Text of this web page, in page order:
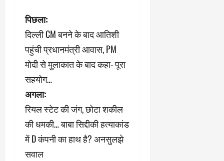
पो
स्ट
ने
वि
गे
श
न
पिछला:
दिल्ली CM बनने के बाद आतिशी
पहुंची प्रधानमंत्री आवास, PM
मोदी से मुलाकात के बाद कहा- पूरा
सहयोग…
अगला:
रियल स्टेट की जंग, छोटा शकील
की धमकी… बाबा सिद्दीकी हत्याकांड
में D कंपनी का हाथ है? अनसुलझे
सवाल